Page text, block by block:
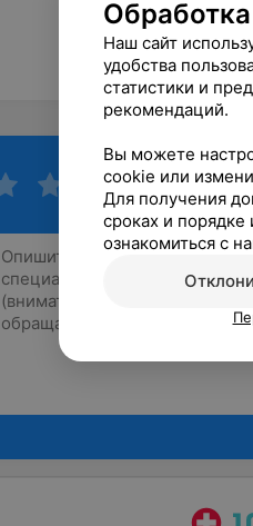
Наш сайт
удобства
статистики и
рекомендаций.
Вы можете
cookie или
Для получения
сроках и
ознакомиться с